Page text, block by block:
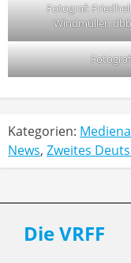
Fotograf:
Windmüller, dbb
Kategorien:
News, Zweites
Die VRFF